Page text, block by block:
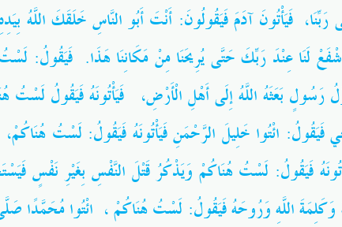
رَبِّنَا، فَيَأْتُونَ آدَمَ فَيَقُولُونَ: أَنْتَ أَبُو النَّاسِ خَلَقَكَ اللَّهُ
لَنَا عِنْدَ رَبِّكَ حَتَّى يُرِيحَنَا مِنْ مَكَانِنَا هَذَا. فَيَقُولُ:
رَسُولٍ بَعَثَهُ اللَّهُ إِلَى أَهْلِ الْأَرْضِ، فَيَأْتُونَهُ فَيَقُولُ لَسْتُ
فَيَقُولُ: ائْتُوا خَلِيلَ الرَّحْمَنِ فَيَأْتُونَهُ فَيَقُولُ: لَسْتُ
فَيَقُولُ: لَسْتُ هُنَاكُمْ وَيَذْكُرُ قَتْلَ النَّفْسِ بِغَيْرِ نَفْسٍ
وَكَلِمَةَ اللَّهِ وَرُوحَهُ فَيَقُولُ: لَسْتُ هُنَاكُمْ ، ائْتُوا مُحَمَّدًا صَلَّى